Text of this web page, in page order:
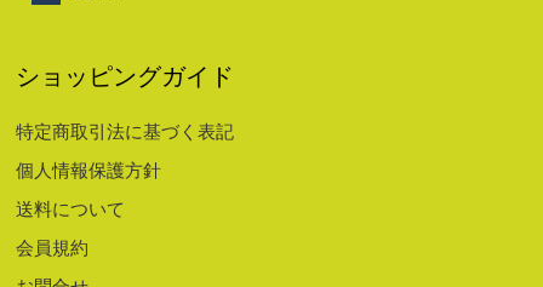
ショッピングガイド
特定商取引法に基づく表記
個人情報保護方針
送料について
会員規約